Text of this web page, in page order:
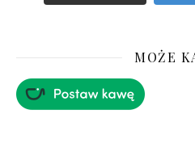
MOŻE